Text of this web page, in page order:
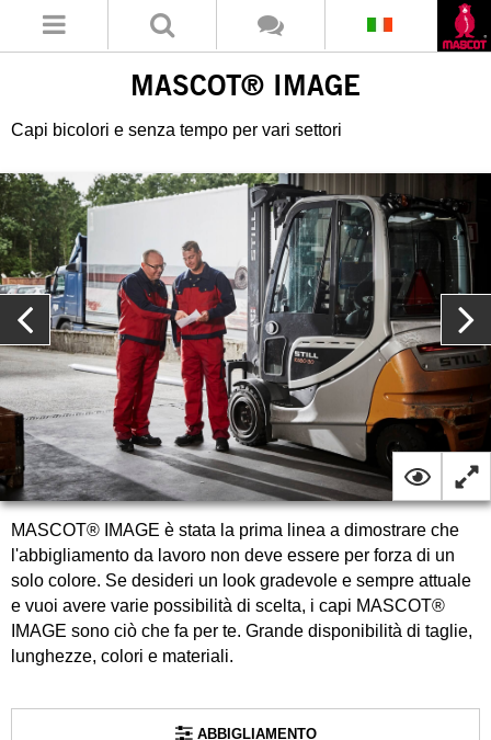
MASCOT® IMAGE
Capi bicolori e senza tempo per vari settori
MASCOT® IMAGE è stata la prima linea a dimostrare che
l'abbigliamento da lavoro non deve essere per forza di un
solo colore. Se desideri un look gradevole e sempre attuale
e vuoi avere varie possibilità di scelta, i capi MASCOT®
IMAGE sono ciò che fa per te. Grande disponibilità di taglie,
lunghezze, colori e materiali.
ABBIGLIAMENTO